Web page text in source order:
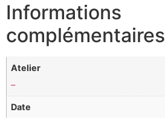
Informations
complémentaires
Atelier
–
Date